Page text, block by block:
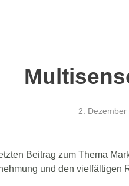
2. Dezember
Beitrag zum Thema
und den vielfältigen